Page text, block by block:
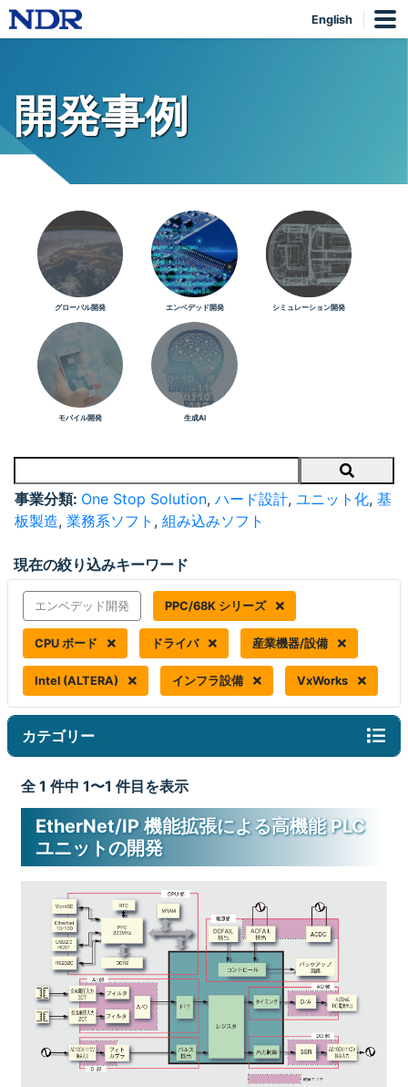
English
開発事例
グローバル開発 エンベデッド開発 シミュレーション開発
モバイル開発 生成AI
Search
事業分類: One Stop Solution, ハード設計, ユニット化, 基
板製造, 業務系ソフト , 組み込みソフト
現在の絞り込みキーワード
エンベデッド開発 PPC/68K シリーズ
CPU ボード ドライバ 産業機器/設備
Intel (ALTERA) インフラ設備 VxWorks
カテゴリー
全 1 件中 1〜1 件目を表示
EtherNet/IP 機能拡張による高機能 PLC
ユニットの開発